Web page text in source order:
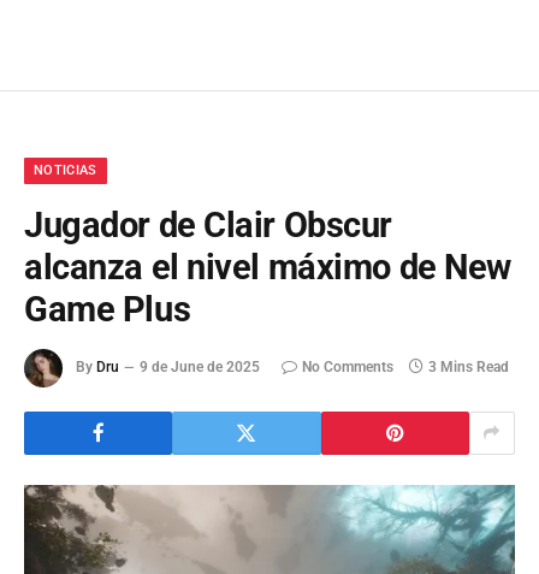
NOTICIAS
Jugador de Clair Obscur
alcanza el nivel máximo de New
Game Plus
By Dru 9 de June de 2025 No Comments 3 Mins Read